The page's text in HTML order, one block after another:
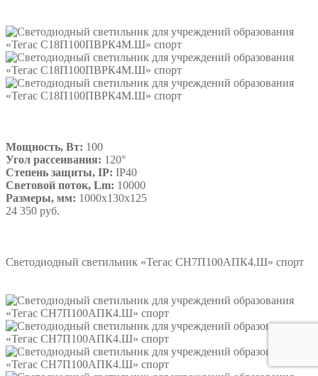
Мощность, Вт: 100
Угол рассеивания: 120°
Степень защиты, IP: IP40
Световой поток, Lm: 10000
Размеры, мм: 1000х130х125
24 350 руб.
Светодиодный светильник «Тегас СН7П100АПК4.Ш» спорт